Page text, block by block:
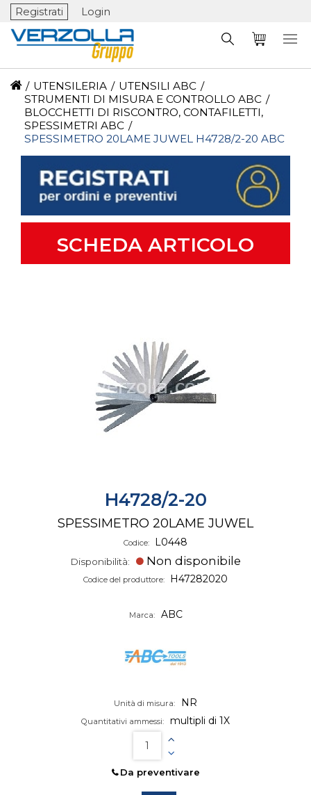
Registrati Login
/ UTENSILERIA / UTENSILI ABC /
STRUMENTI DI MISURA E CONTROLLO ABC /
BLOCCHETTI DI RISCONTRO, CONTAFILETTI,
SPESSIMETRI ABC /
SPESSIMETRO 20LAME JUWEL H4728/2-20 ABC
SCHEDA ARTICOLO
H4728/2-20
SPESSIMETRO 20LAME JUWEL
Codice: L0448
Disponibilità: Non disponibile
Codice del produttore: H47282020
Marca: ABC
Unità di misura: NR
Quantitativi ammessi: multipli di 1X
Da preventivare